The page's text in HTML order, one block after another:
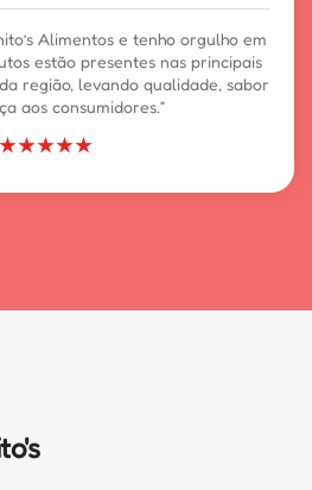
Alimentos e tenho orgulho em
estão presentes nas principais
região, levando qualidade, sabor
aos consumidores.”
★★★★★